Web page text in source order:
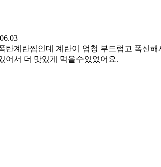
탄계란찜인데 계란이 엄청 부드럽고 폭신
어서 더 맛있게 먹을수있었어요.